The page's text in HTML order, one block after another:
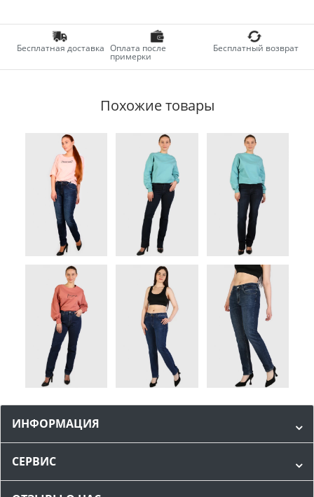
Бесплатная доставка Оплата после
примерки
Бесплатный возврат
Похожие товары
ИНФОРМАЦИЯ
СЕРВИС